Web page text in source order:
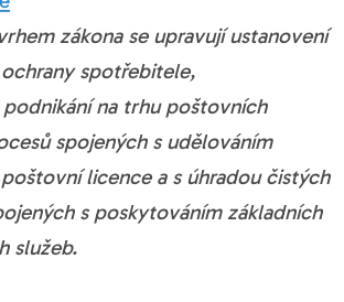
zákona se upravují ustanovení
spotřebitele,
na trhu poštovních
spojených s udělováním
licence a s úhradou čistých
s poskytováním základních
služeb.